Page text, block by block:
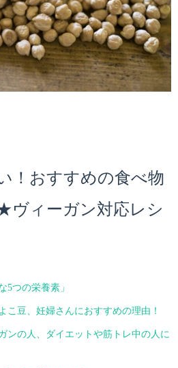
！おすすめの食べ物
ヴィーガン対応レシ
5つの栄養素」
こ豆、妊婦さんにおすすめの理由！
ンの人、ダイエットや筋トレ中の人に